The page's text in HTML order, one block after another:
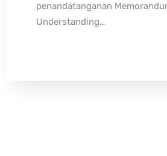
penandatanganan
Understanding…